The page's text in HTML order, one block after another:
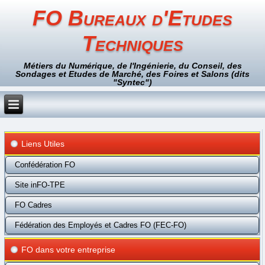
FO Bureaux d'Etudes
Techniques
Métiers du Numérique, de l'Ingénierie, du Conseil, des
Sondages et Etudes de Marché, des Foires et Salons (dits
"Syntec")
Liens Utiles
Confédération FO
Site inFO-TPE
FO Cadres
Fédération des Employés et Cadres FO (FEC-FO)
FO dans votre entreprise